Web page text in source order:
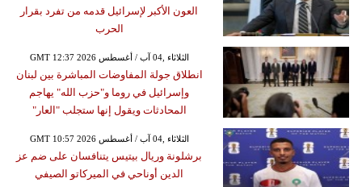
العون الأكبر لإسرائيل قدمه من تفرد بقرار
الحرب
GMT 12:37 2026 الثلاثاء ,04 آب / أغسطس
انطلاق جولة المفاوضات المباشرة بين لبنان
وإسرائيل في روما و"حزب الله" يهاجم
المحادثات ويقول إنها ستجلب "العار"
GMT 10:57 2026 الثلاثاء ,04 آب / أغسطس
برشلونة وريال بيتيس يتنافسان على ضم عز
الدين أوناحي في الميركاتو الصيفي